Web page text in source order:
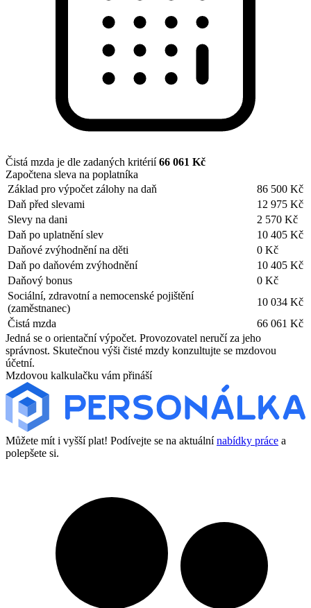
Čistá mzda je dle zadaných kritérií66 061 Kč
Započtena sleva na poplatníka
Základ pro výpočet zálohy na daň
86 500 Kč
Daň před slevami
12 975 Kč
Slevy na dani
2 570 Kč
Daň po uplatnění slev
10 405 Kč
Daňové zvýhodnění na děti
0 Kč
Daň po daňovém zvýhodnění
10 405 Kč
Daňový bonus
0 Kč
Sociální, zdravotní a nemocenské pojištění
(zaměstnanec)
10 034 Kč
Čistá mzda
66 061 Kč
Jedná se o orientační výpočet. Provozovatel neručí za jeho
správnost. Skutečnou výši čisté mzdy konzultujte se mzdovou
účetní.
Mzdovou kalkulačku vám přináší
Můžete mít i vyšší plat! Podívejte se na aktuálnínabídky práce a
polepšete si.